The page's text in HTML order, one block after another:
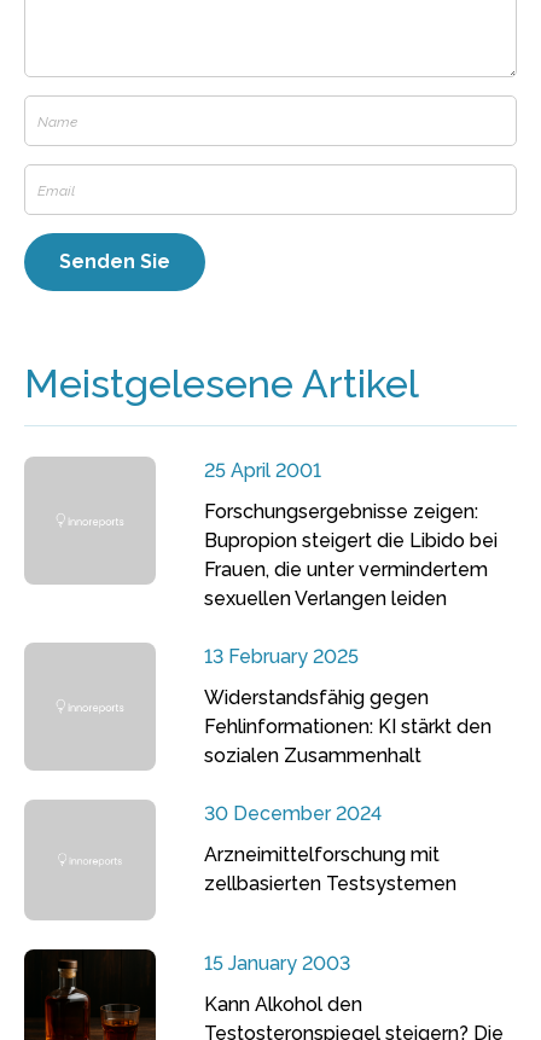
Meistgelesene Artikel
25 April 2001
Forschungsergebnisse zeigen:
Bupropion steigert die Libido bei
Frauen, die unter vermindertem
sexuellen Verlangen leiden
13 February 2025
Widerstandsfähig gegen
Fehlinformationen: KI stärkt den
sozialen Zusammenhalt
30 December 2024
Arzneimittelforschung mit
zellbasierten Testsystemen
15 January 2003
Kann Alkohol den
Testosteronspiegel steigern? Die